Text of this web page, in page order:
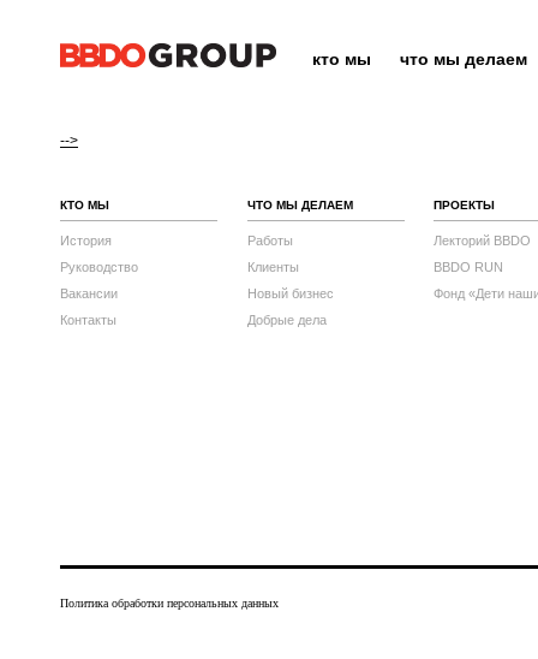
кто мы что мы делаем
-->
КТО МЫ
История
Руководство
Вакансии
Контакты
ЧТО МЫ ДЕЛАЕМ
Работы
Клиенты
Новый бизнес
Добрые дела
ПРОЕКТЫ
Лекторий BBDO
BBDO RUN
Фонд «Дети
Политика обработки персональных данных